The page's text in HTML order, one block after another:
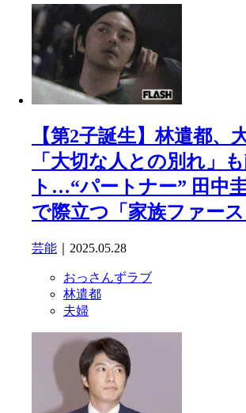
【第2子誕生】林遣都、
「大切な人との別れ」
ト…“パートナー” 田中
で際立つ「家族ファース
芸能 ｜2025.05.28
おっさんずラブ
林遣都
夫婦